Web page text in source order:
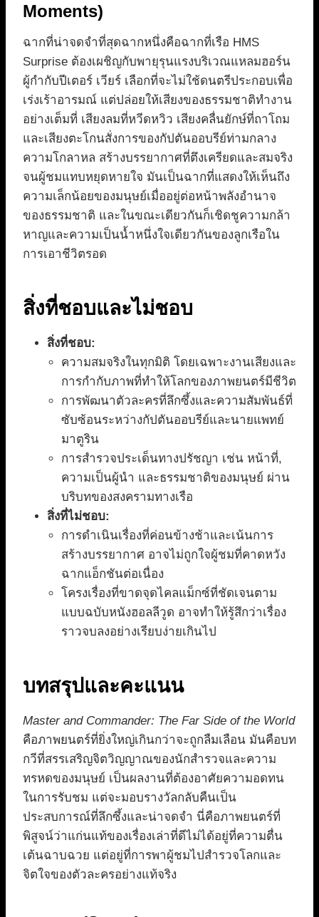
Moments)
ฉากที่น่าจดจำที่สุดฉากหนึ่งคือฉากที่เรือ HMS
Surprise ต้องเผชิญกับพายุรุนแรงบริเวณแหลมฮอร์น
ผู้กำกับปีเตอร์ เวียร์ เลือกที่จะไม่ใช้ดนตรีประกอบเพื่อ
เร่งเร้าอารมณ์ แต่ปล่อยให้เสียงของธรรมชาติทำงาน
อย่างเต็มที่ เสียงลมที่หวีดหวิว เสียงคลื่นยักษ์ที่ถาโถม
และเสียงตะโกนสั่งการของกัปตันออบรีย์ท่ามกลาง
ความโกลาหล สร้างบรรยากาศที่ตึงเครียดและสมจริง
จนผู้ชมแทบหยุดหายใจ มันเป็นฉากที่แสดงให้เห็นถึง
ความเล็กน้อยของมนุษย์เมื่ออยู่ต่อหน้าพลังอำนาจ
ของธรรมชาติ และในขณะเดียวกันก็เชิดชูความกล้า
หาญและความเป็นน้ำหนึ่งใจเดียวกันของลูกเรือใน
การเอาชีวิตรอด
สิ่งที่ชอบและไม่ชอบ
สิ่งที่ชอบ:
ความสมจริงในทุกมิติ โดยเฉพาะงานเสียงและ
การกำกับภาพที่ทำให้โลกของภาพยนตร์มีชีวิต
การพัฒนาตัวละครที่ลึกซึ้งและความสัมพันธ์ที่
ซับซ้อนระหว่างกัปตันออบรีย์และนายแพทย์
มาตูริน
การสำรวจประเด็นทางปรัชญา เช่น หน้าที่,
ความเป็นผู้นำ และธรรมชาติของมนุษย์ ผ่าน
บริบทของสงครามทางเรือ
สิ่งที่ไม่ชอบ:
การดำเนินเรื่องที่ค่อนข้างช้าและเน้นการ
สร้างบรรยากาศ อาจไม่ถูกใจผู้ชมที่คาดหวัง
ฉากแอ็กชันต่อเนื่อง
โครงเรื่องที่ขาดจุดไคลแม็กซ์ที่ชัดเจนตาม
แบบฉบับหนังฮอลลีวูด อาจทำให้รู้สึกว่าเรื่อง
ราวจบลงอย่างเรียบง่ายเกินไป
บทสรุปและคะแนน
Master and Commander: The Far Side of the World
คือภาพยนตร์ที่ยิ่งใหญ่เกินกว่าจะถูกลืมเลือน มันคือบท
กวีที่สรรเสริญจิตวิญญาณของนักสำรวจและความ
ทรหดของมนุษย์ เป็นผลงานที่ต้องอาศัยความอดทน
ในการรับชม แต่จะมอบรางวัลกลับคืนเป็น
ประสบการณ์ที่ลึกซึ้งและน่าจดจำ นี่คือภาพยนตร์ที่
พิสูจน์ว่าแก่นแท้ของเรื่องเล่าที่ดีไม่ได้อยู่ที่ความตื่น
เต้นฉาบฉวย แต่อยู่ที่การพาผู้ชมไปสำรวจโลกและ
จิตใจของตัวละครอย่างแท้จริง